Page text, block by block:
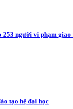
253 người vi phạm giao
tạo hệ đại học